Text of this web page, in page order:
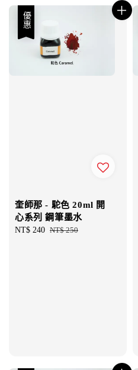
優惠
奎師那 - 駝色 20ml 開
心系列 鋼筆墨水
Sale
NT$ 240 Regular
NT$ 250